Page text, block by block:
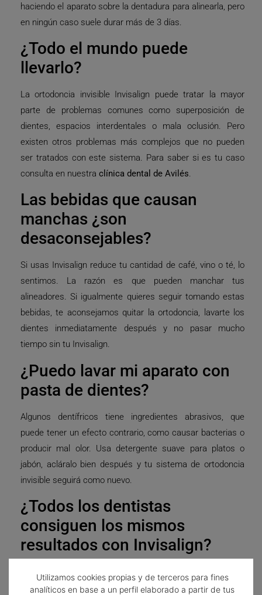
haciendo el aparato sobre la dentadura para alinearla, pero
en ningún caso suele durar más de 3 días.
¿Todo el mundo puede
llevarlo?
La ortodoncia invisible Invisalign puede tratar la mayor
parte de problemas comunes como superposición de
dientes, espacios interdentales o mala oclusión. Pero
existen otros problemas más complejos que no pueden
ser tratados con este sistema. Para saber si es tu caso
consulta en nuestra clínica dental de Avilés.
Las bebidas que causan
manchas ¿son
desaconsejables?
Si usas Invisalign reduce tu cantidad de café, vino o té, lo
sentimos. La razón es que pueden manchar tus
alineadores. Si igualmente quieres seguir tomando estas
bebidas, te aconsejamos quitar la ortodoncia, lavarte los
dientes inmediatamente después y no pasar mucho
tiempo sin tu Invisalign.
¿Puedo lavar mi aparato con
pasta de dientes?
Algunos dentífricos tiene ingredientes abrasivos, que
puede tener un efecto contrario, como causar bacterias o
producir mal olor. Usa detergente suave para platos o
jabón, acláralo bien después y tu sistema de ortodoncia
invisible seguirá como nuevo.
¿Todos los dentistas
consiguen los mismos
resultados con Invisalign?
El sistema Invisalign exige un diagnóstico cuidadoso y una
planificación del tratamiento para que sea efectivo. El
Utilizamos cookies propias y de terceros para fines
analíticos en base a un perfil elaborado a partir de tus